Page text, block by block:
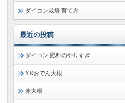
ダイコン栽培 育て方
最近の投稿
ダイコン 肥料のやりすぎ
YRおでん大根
赤大根